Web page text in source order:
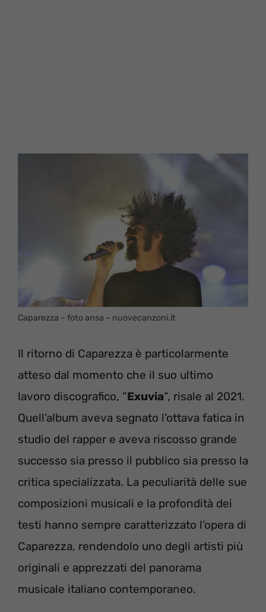
Caparezza – foto ansa – nuovecanzoni.it
Il ritorno di Caparezza è particolarmente
atteso dal momento che il suo ultimo
lavoro discografico, “Exuvia“, risale al 2021.
Quell’album aveva segnato l’ottava fatica in
studio del rapper e aveva riscosso grande
successo sia presso il pubblico sia presso la
critica specializzata. La peculiarità delle sue
composizioni musicali e la profondità dei
testi hanno sempre caratterizzato l’opera di
Caparezza, rendendolo uno degli artisti più
originali e apprezzati del panorama
musicale italiano contemporaneo.